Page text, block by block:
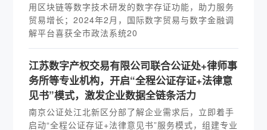
用区块链等数字技术研发的数字存证功能，助力服务
贸易增长；2024年2月，国际数字贸易与数字金融调
解平台喜获全市政法系统20
江苏数字产权交易有限公司联合公证处+律师事
务所等专业机构，开启“全程公证存证+法律意
见书”模式，激发企业数据全链条活力
南京公证处江北新区分部了解企业需求后，立即着手
启动“全程公证存证+法律意见书”服务模式，组建专业